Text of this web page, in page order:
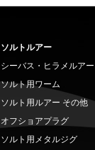
ソルトルアー
シーバス・ヒラメルアー
ソルト用ワーム
ソルト用ルアー その他
オフショアプラグ
ソルト用メタルジグ